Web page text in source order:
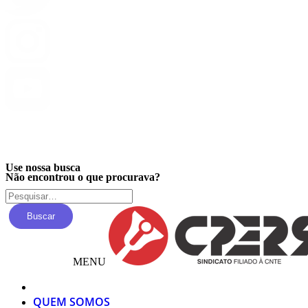
Não encontrou o que procurava?
Use nossa busca
Buscar
MENU
QUEM SOMOS